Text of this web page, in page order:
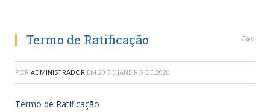
Termo de Ratificação 0
POR ADMINISTRADOR EM 20 DE JANEIRO DE 2020
Termo de Ratificação